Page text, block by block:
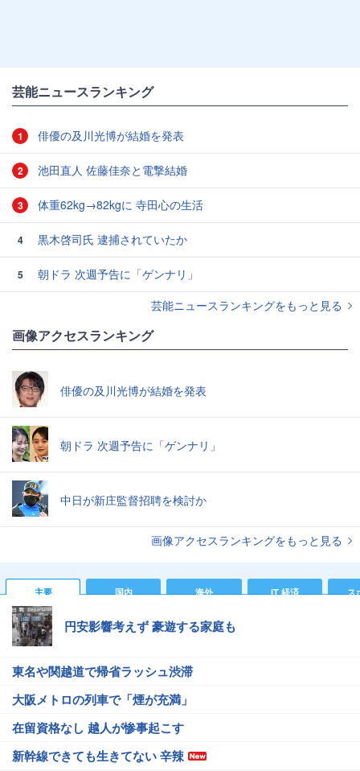
芸能ニュースランキング
1 俳優の及川光博が結婚を発表
2 池田直人 佐藤佳奈と電撃結婚
3 体重62kg→82kgに 寺田心の生活
4 黒木啓司氏 逮捕されていたか
5
朝ドラ 次週予告に「ゲンナリ」
芸能ニュースランキングをもっと見る
画像アクセスランキング
俳優の及川光博が結婚を発表
朝ドラ 次週予告に「ゲンナリ」
中日が新庄監督招聘を検討か
画像アクセスランキングをもっと見る
主要 国内 海外 IT 経済 ス
円安影響考えず 豪遊する家庭も
東名や関越道で帰省ラッシュ渋滞
大阪メトロの列車で「煙が充満」
在留資格なし 越人が惨事起こす
新幹線できても生きてない 辛辣